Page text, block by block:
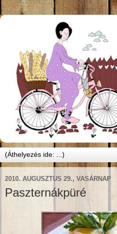
2010. AUGUSZTUS 29., VASÁRNAP
Paszternákpüré